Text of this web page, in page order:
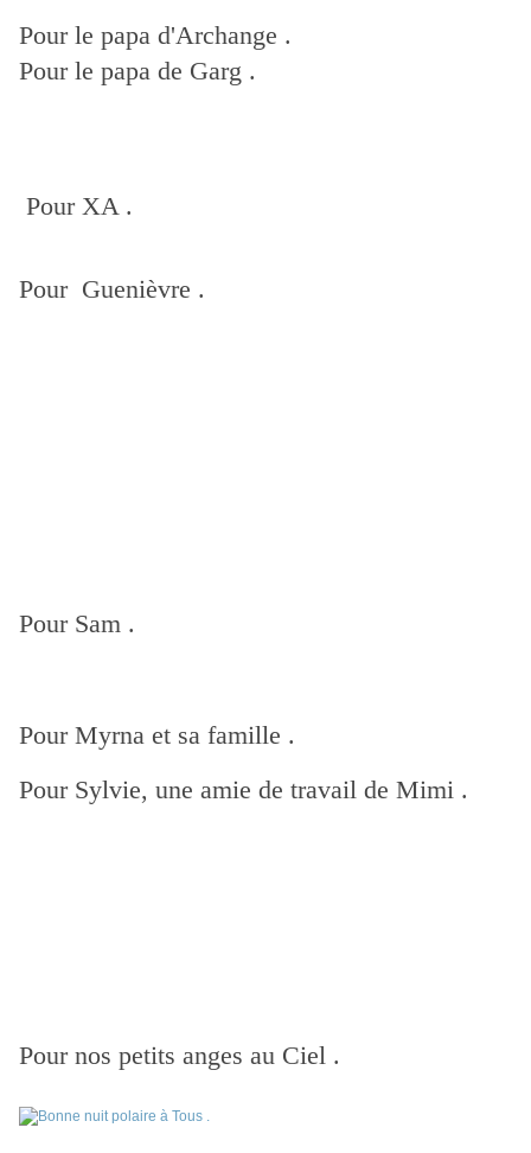
Pour le papa d'Archange .
Pour le papa de Garg .
Pour XA .
Pour Guenièvre .
Pour Sam .
Pour Myrna et sa famille .
Pour Sylvie, une amie de travail de Mimi .
Pour nos petits anges au Ciel .